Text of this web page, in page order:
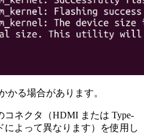
かる場合があります。
コネクタ（HDMI または Type-
よって異なります）を使用し